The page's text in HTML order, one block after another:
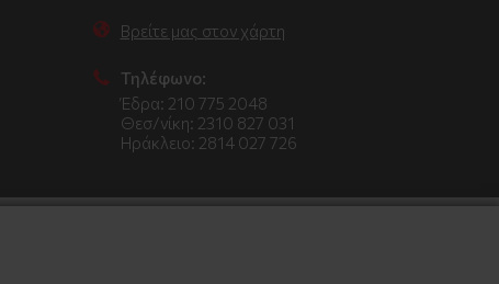
Βρείτε μας στον χάρτη
Τηλέφωνο:
Έδρα: 210 775 2048
Θεσ/νίκη: 2310 827 031
Ηράκλειο: 2814 027 726